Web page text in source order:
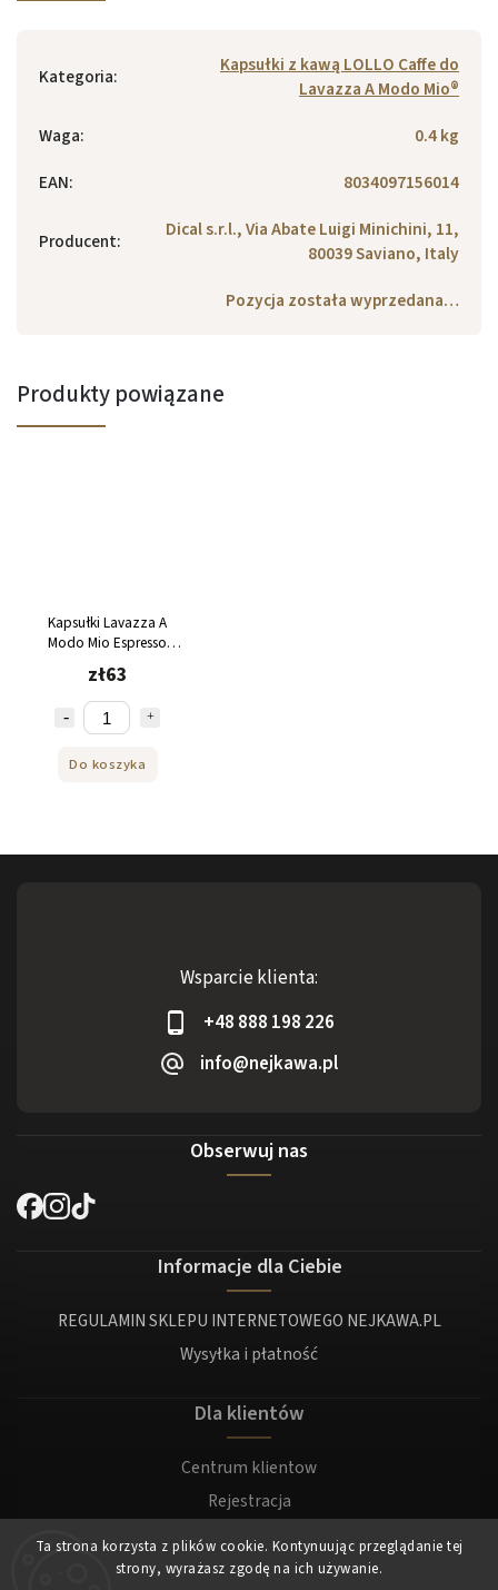
Ta strona korzysta z plików cookie. Kontynuując przeglądanie tej
strony, wyrażasz zgodę na ich używanie.
Kategoria:
Kapsułki z kawą LOLLO Caffe do
Lavazza A Modo Mio®
Waga:
0.4 kg
EAN: 8034097156014
Producent:
Dical s.r.l., Via Abate Luigi Minichini, 11,
80039 Saviano, Italy
Pozycja została wyprzedana…
Produkty powiązane
Kapsułki Lavazza A
Modo Mio Espresso
Intenso 36 szt
zł63
Do koszyka
Wsparcie klienta:
+48 888 198 226
info@nejkawa.pl
Obserwuj nas
Informacje dla Ciebie
REGULAMIN SKLEPU INTERNETOWEGO NEJKAWA.PL
Wysyłka i płatność
Dla klientów
Centrum klientow
Rejestracja
Zaloguj sie